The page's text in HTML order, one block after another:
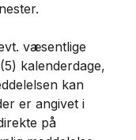
væsentlige
kalenderdage,
kan
er angivet i
på